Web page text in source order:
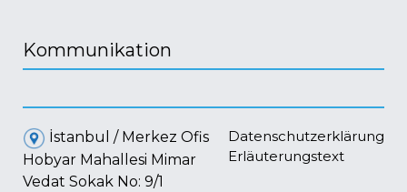
Kommunikation
İstanbul / Merkez Ofis
Hobyar Mahallesi Mimar
Vedat Sokak No: 9/1
Datenschutzerklärung
Erläuterungstext